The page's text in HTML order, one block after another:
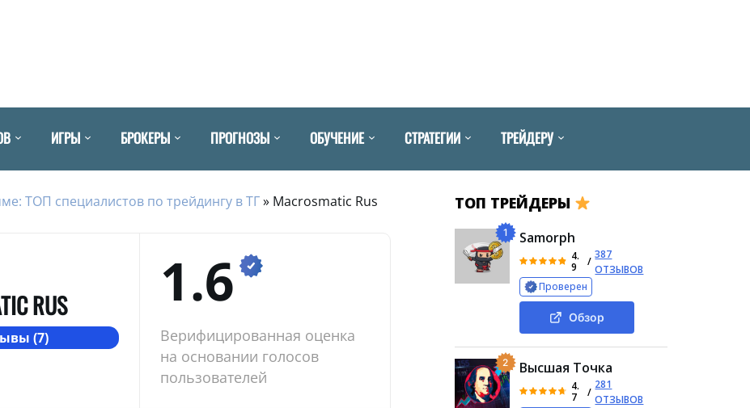
ИГРЫ БРОКЕРЫ ПРОГНОЗЫ ОБУЧЕНИЕ СТРАТЕГИИ ТРЕЙДЕРУ
ТОП специалистов по трейдингу в ТГ» Macrosmatic Rus
RUS
(7)
1.6
Верифицированная оценка
на основании голосов
пользователей
ТОП ТРЕЙДЕРЫ
1 Samorph
4.
9
/
387
ОТЗЫВОВ
Проверен
Обзор
2 Высшая Точка
4.
7
/
281
ОТЗЫВОВ